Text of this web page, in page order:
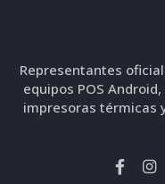
Representantes
equipos POS
impresoras térmicas